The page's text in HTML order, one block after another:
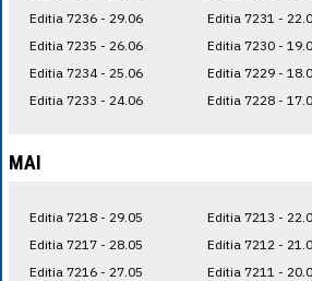
Editia 7236 - 29.06
Editia 7235 - 26.06
Editia 7234 - 25.06
Editia 7233 - 24.06
Editia 7231 -
Editia 7230 -
Editia 7229 -
Editia 7228 -
MAI
Editia 7218 - 29.05
Editia 7217 - 28.05
Editia 7216 - 27.05
Editia 7213 -
Editia 7212 -
Editia 7211 -